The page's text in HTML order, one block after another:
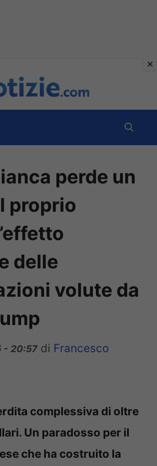
perde un
proprio
delle
volute da
- 20:57 di Francesco
complessiva di oltre
Un paradosso per il
che ha costruito la